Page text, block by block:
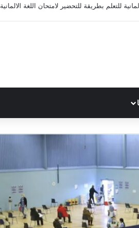
للتعلم بطريقة للتحضير لامتحان اللغة الالمانية